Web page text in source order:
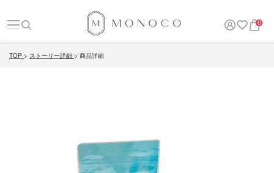
0
TOP ストーリー詳細 商品詳細